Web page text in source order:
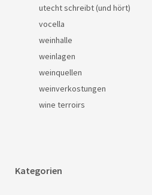
utecht schreibt (und hört)
vocella
weinhalle
weinlagen
weinquellen
weinverkostungen
wine terroirs
Kategorien